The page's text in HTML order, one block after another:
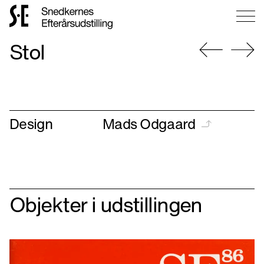
til
forsiden
Stol
Design Mads Odgaard
Objekter i udstillingen